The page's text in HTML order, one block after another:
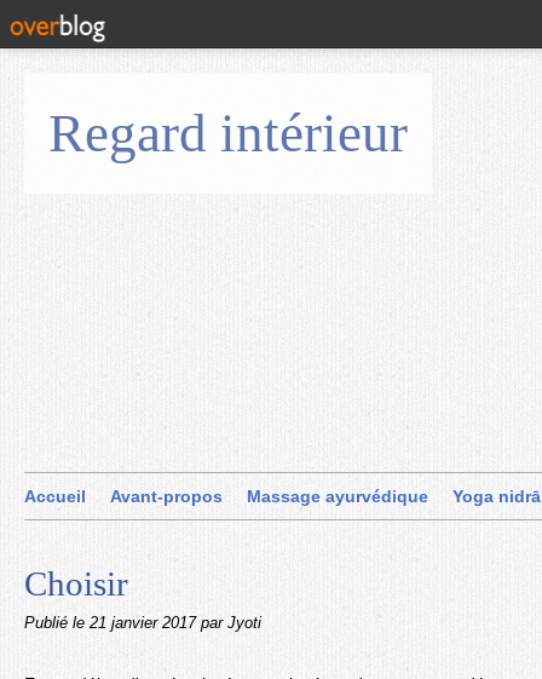
Regard intérieur
Accueil Avant-propos Massage ayurvédique Yoga nidrā
Choisir
Publié le 21 janvier 2017 par Jyoti